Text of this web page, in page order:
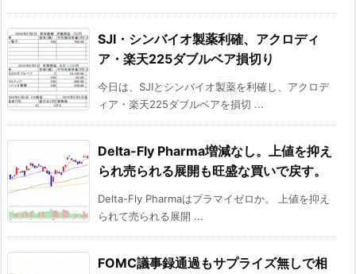
SJI・シンバイオ製薬利確、アクロディ
ア・楽天225ダブルベア損切り
今日は、SJIとシンバイオ製薬を利確し、アクロデ
ィア・楽天225ダブルベアを損切 ...
Delta-Fly Pharma増減なし。上値を抑え
られ売られる展開も旺盛な買いで戻す。
Delta-Fly Pharmaはプラマイゼロか。 上値を抑え
られて売られる展開 ...
FOMC議事録通過もサプライズ無しで相